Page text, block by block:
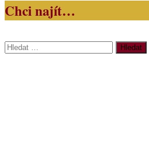
Chci najít…
Vyhledávání